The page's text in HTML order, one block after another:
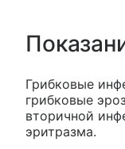
Грибковые
грибковые
вторичной
эритразма.